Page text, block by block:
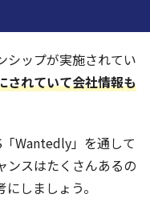
シップが実施されてい
されていて会社情報も
Wantedly」を通して
ンスはたくさんあるの
しましょう。